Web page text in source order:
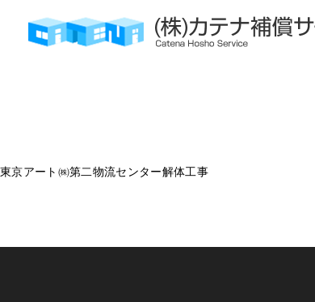
東京アート㈱第二物流センター解体工事